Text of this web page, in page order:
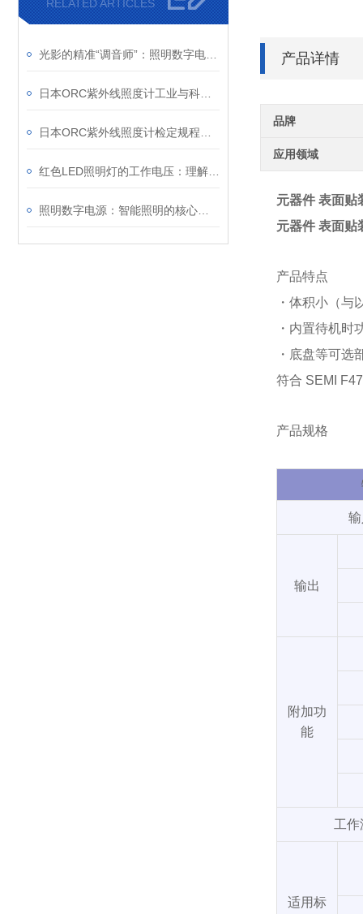
RELATED ARTICLES
产品详情
品牌
应用领域
元器件 表面贴
元器件 表面贴
产品特点
・体积小（与
・内置待机时
・底盘等可选
符合 SEMI
产品规格
输出
附加功
能
工作
适用标